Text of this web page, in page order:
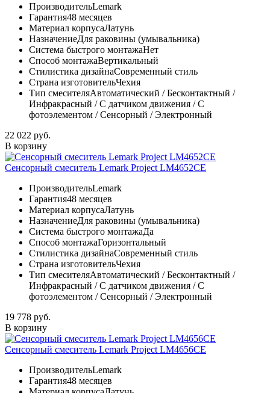
ПроизводительLemark
Гарантия48 месяцев
Материал корпусаЛатунь
НазначениеДля раковины (умывальника)
Система быстрого монтажаНет
Способ монтажаВертикальный
Стилистика дизайнаСовременный стиль
Страна изготовительЧехия
Тип смесителяАвтоматический / Бесконтактный /
Инфракрасный / С датчиком движения / С
фотоэлементом / Сенсорный / Электронный
22 022 руб.
В корзину
Сенсорный смеситель Lemark Project LM4652CE
ПроизводительLemark
Гарантия48 месяцев
Материал корпусаЛатунь
НазначениеДля раковины (умывальника)
Система быстрого монтажаДа
Способ монтажаГоризонтальный
Стилистика дизайнаСовременный стиль
Страна изготовительЧехия
Тип смесителяАвтоматический / Бесконтактный /
Инфракрасный / С датчиком движения / С
фотоэлементом / Сенсорный / Электронный
19 778 руб.
В корзину
Сенсорный смеситель Lemark Project LM4656CE
ПроизводительLemark
Гарантия48 месяцев